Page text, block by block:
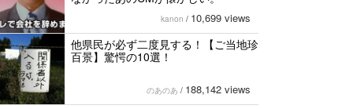
kanon / 10,699 views
他県民が必ず二度見する！【ご当地珍
百景】驚愕の10選！
のあのあ / 188,142 views